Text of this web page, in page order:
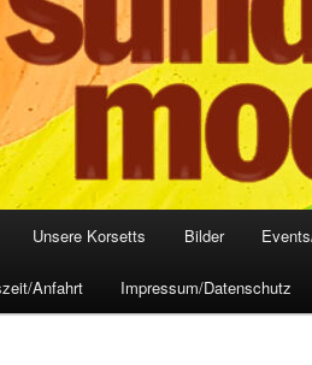
Unsere Korsetts Bilder
Anfahrt Impressum/Datenschutz